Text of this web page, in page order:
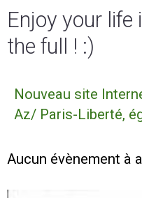
Enjoy your life
the full ! :)
Nouveau site
Az/ Paris-Liberté,
Aucun évènement à